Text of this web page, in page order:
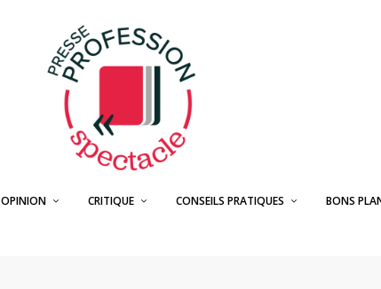
OPINION CRITIQUE CONSEILS PRATIQUES BONS